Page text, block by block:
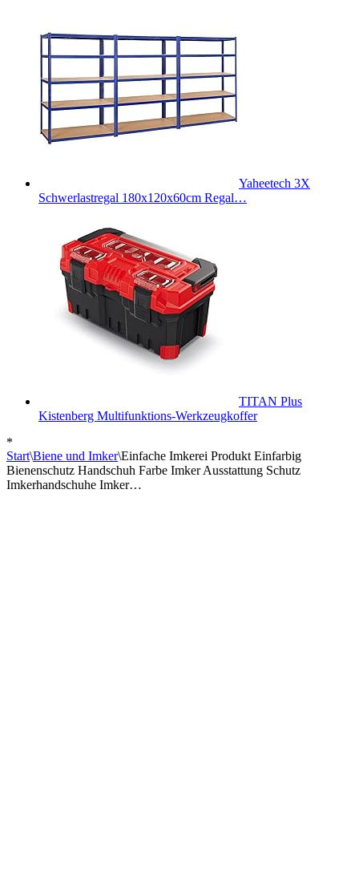
Yaheetech 3X
Schwerlastregal 180x120x60cm Regal…
TITAN Plus
Kistenberg Multifunktions-Werkzeugkoffer
*
Start\Biene und Imker\Einfache Imkerei Produkt Einfarbig
Bienenschutz Handschuh Farbe Imker Ausstattung Schutz
Imkerhandschuhe Imker…